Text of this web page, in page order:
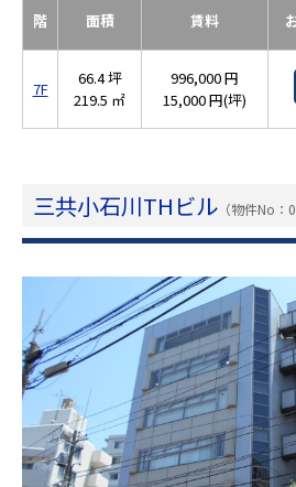
階 面積 賃料
7F
66.4 坪
219.5 ㎡
996,000 円
15,000 円(坪)
三共小石川THビル （物件No：